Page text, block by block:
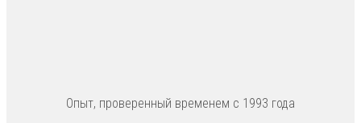
Опыт, проверенный временем с 1993 года